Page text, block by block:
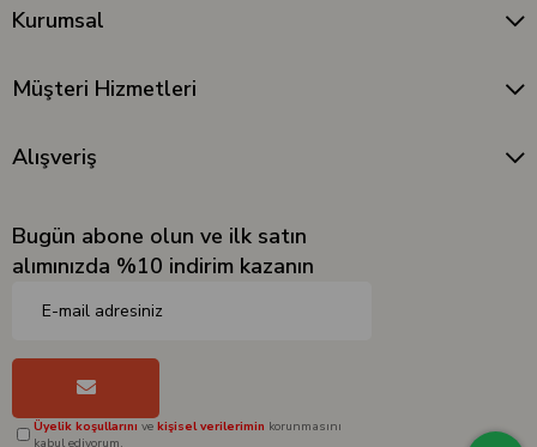
Kurumsal
Müşteri Hizmetleri
Alışveriş
Bugün abone olun ve ilk satın
alımınızda %10 indirim kazanın
Üyelik koşullarını ve kişisel verilerimin korunmasını
kabul ediyorum.